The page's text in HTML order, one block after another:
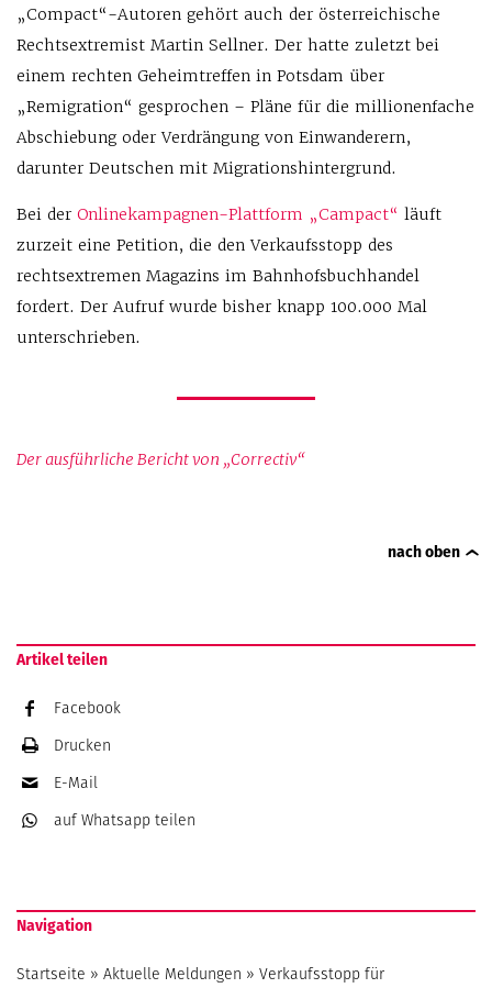
„Compact“-Autoren gehört auch der österreichische
Rechtsextremist Martin Sellner. Der hatte zuletzt bei
einem rechten Geheimtreffen in Potsdam über
„Remigration“ gesprochen – Pläne für die millionenfache
Abschiebung oder Verdrängung von Einwanderern,
darunter Deutschen mit Migrationshintergrund.
Bei der Onlinekampagnen-Plattform „Campact“ läuft
zurzeit eine Petition, die den Verkaufsstopp des
rechtsextremen Magazins im Bahnhofsbuchhandel
fordert. Der Aufruf wurde bisher knapp 100.000 Mal
unterschrieben.
Der ausführliche Bericht von „Correctiv“
nach oben
Artikel teilen
Facebook
Drucken
E-Mail
auf Whatsapp teilen
Navigation
Startseite » Aktuelle Meldungen » Verkaufsstopp für